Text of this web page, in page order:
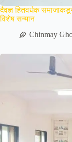
दैवज्ञ हितवर्धक
विशेष सन्मान
Chinmay